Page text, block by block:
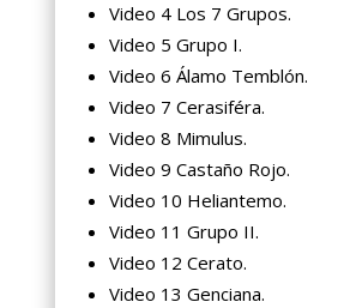
Video 4 Los 7 Grupos.
Video 5 Grupo I.
Video 6 Álamo Temblón.
Video 7 Cerasiféra.
Video 8 Mimulus.
Video 9 Castaño Rojo.
Video 10 Heliantemo.
Video 11 Grupo II.
Video 12 Cerato.
Video 13 Genciana.